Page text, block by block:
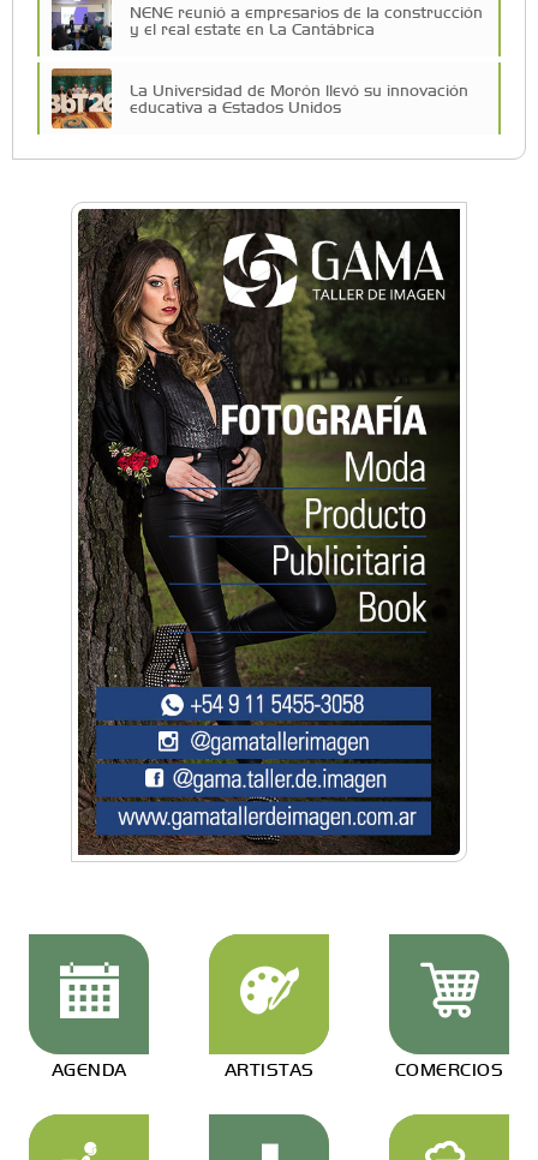
NENE reunió a empresarios de la construcción
y el real estate en La Cantábrica
La Universidad de Morón llevó su innovación
educativa a Estados Unidos
La primera vez que Eva Perón voló en avión lo
hizo desde Morón
Mariana Croce: "Hoy las empresas necesitan
un asesoramiento integral para crecer con
seguridad"
Música, teatro, yoga, danza y mucho más:
Conocé todos los talleres para aprender y
disfrutar en la Zona Oeste
AGENDA ARTISTAS COMERCIOS